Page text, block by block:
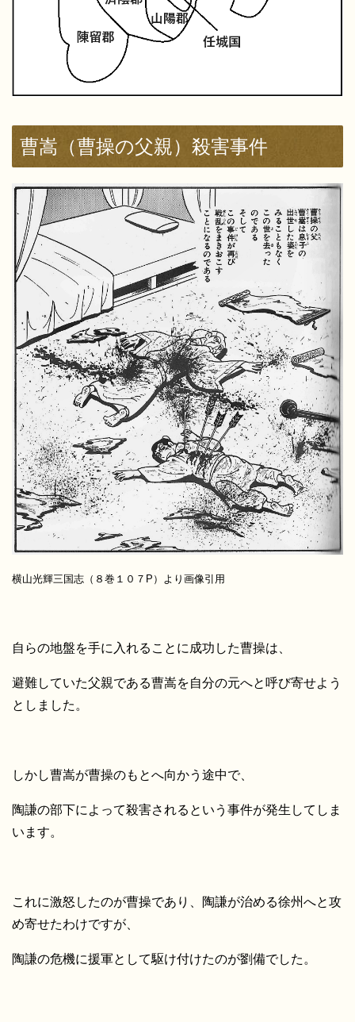
曹嵩（曹操の父親）殺害事件
横山光輝三国志（８巻１０７P）より画像引用
自らの地盤を手に入れることに成功した曹操は、
避難していた父親である曹嵩を自分の元へと呼び寄せよう
としました。
しかし曹嵩が曹操のもとへ向かう途中で、
陶謙の部下によって殺害されるという事件が発生してしま
います。
これに激怒したのが曹操であり、
陶謙が治める徐州へと攻
め寄せたわけですが、
陶謙の危機に援軍として駆け付けたのが劉備でした。